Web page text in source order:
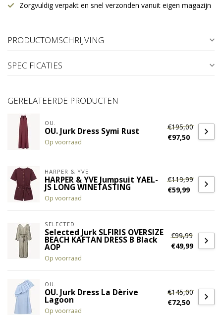
Zorgvuldig verpakt en snel verzonden vanuit eigen magazijn
PRODUCTOMSCHRIJVING
SPECIFICATIES
GERELATEERDE PRODUCTEN
OU.
OU. Jurk Dress Symi Rust
Op voorraad
€195,00
€97,50
HARPER & YVE
HARPER & YVE Jumpsuit YAEL-
JS LONG WINETASTING
Op voorraad
€119,99
€59,99
SELECTED
Selected Jurk SLFIRIS OVERSIZE
BEACH KAFTAN DRESS B Black
AOP
Op voorraad
€99,99
€49,99
OU.
OU. Jurk Dress La Dèrive
Lagoon
Op voorraad
€145,00
€72,50